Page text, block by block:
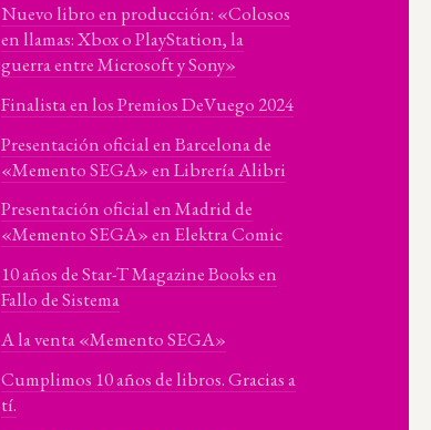
Nuevo libro en producción: «Colosos
en llamas: Xbox o PlayStation, la
guerra entre Microsoft y Sony»
Finalista en los Premios DeVuego 2024
Presentación oficial en Barcelona de
«Memento SEGA» en Librería Alibri
Presentación oficial en Madrid de
«Memento SEGA» en Elektra Comic
10 años de Star-T Magazine Books en
Fallo de Sistema
A la venta «Memento SEGA»
Cumplimos 10 años de libros. Gracias a
tí.